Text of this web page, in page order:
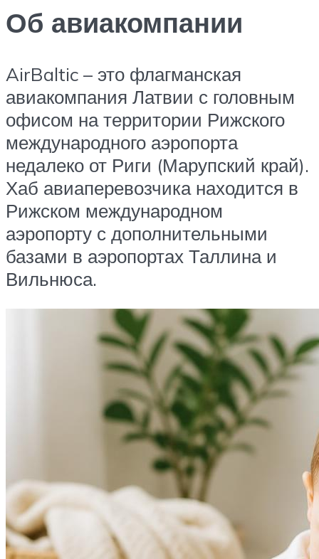
Об авиакомпании
AirBaltic – это флагманская
авиакомпания Латвии с головным
офисом на территории Рижского
международного аэропорта
недалеко от Риги (Марупский край).
Хаб авиаперевозчика находится в
Рижском международном
аэропорту с дополнительными
базами в аэропортах Таллина и
Вильнюса.